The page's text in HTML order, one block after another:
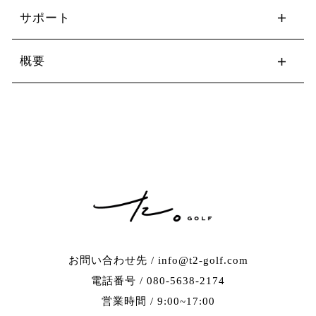
お問い合わせ先 / info@t2-golf.com
電話番号 / 080-5638-2174
営業時間 / 9:00~17:00
サポート
概要